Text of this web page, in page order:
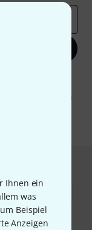
Ihnen ein
was
Beispiel
Anzeigen
Erhalt von E-Mail-
zu. Die
finden Sie in